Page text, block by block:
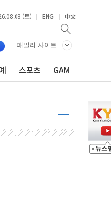
(토) | ENG | 中文
패밀리 사이트
스포츠 GAM
흘 연속 최고치